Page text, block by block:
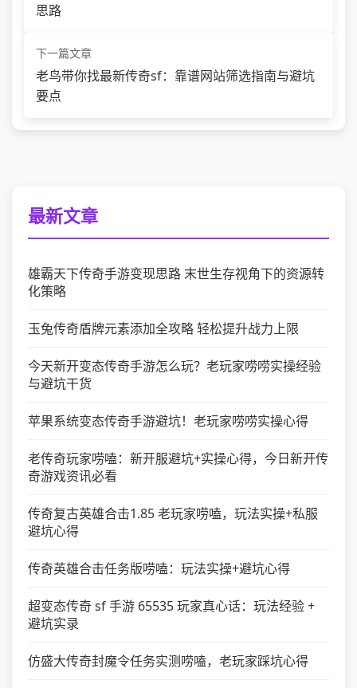
思路
下一篇文章
老鸟带你找最新传奇sf：靠谱网站筛选指南与避坑
要点
最新文章
雄霸天下传奇手游变现思路 末世生存视角下的资源转
化策略
玉兔传奇盾牌元素添加全攻略 轻松提升战力上限
今天新开变态传奇手游怎么玩？老玩家唠唠实操经验
与避坑干货
苹果系统变态传奇手游避坑！老玩家唠唠实操心得
老传奇玩家唠嗑：新开服避坑+实操心得，今日新开传
奇游戏资讯必看
传奇复古英雄合击1.85 老玩家唠嗑，玩法实操+私服
避坑心得
传奇英雄合击任务版唠嗑：玩法实操+避坑心得
超变态传奇 sf 手游 65535 玩家真心话：玩法经验 +
避坑实录
仿盛大传奇封魔令任务实测唠嗑，老玩家踩坑心得